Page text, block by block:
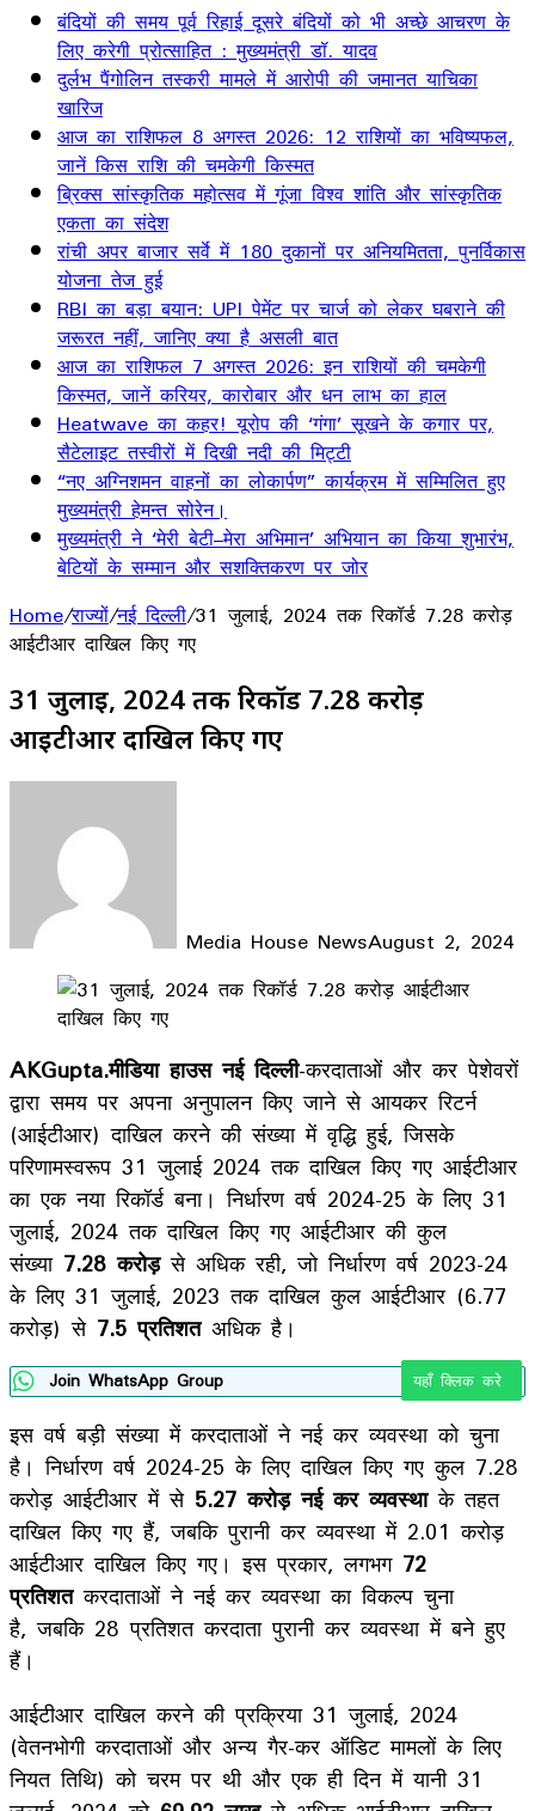
बंदियों की समय पूर्व रिहाई दूसरे बंदियों को भी अच्छे आचरण के
लिए करेगी प्रोत्साहित : मुख्यमंत्री डॉ. यादव
दुर्लभ पैंगोलिन तस्करी मामले में आरोपी की जमानत याचिका
खारिज
आज का राशिफल 8 अगस्त 2026: 12 राशियों का भविष्यफल,
जानें किस राशि की चमकेगी किस्मत
ब्रिक्स सांस्कृतिक महोत्सव में गूंजा विश्व शांति और सांस्कृतिक
एकता का संदेश
रांची अपर बाजार सर्वे में 180 दुकानों पर अनियमितता, पुनर्विकास
योजना तेज हुई
RBI का बड़ा बयान: UPI पेमेंट पर चार्ज को लेकर घबराने की
जरूरत नहीं, जानिए क्या है असली बात
आज का राशिफल 7 अगस्त 2026: इन राशियों की चमकेगी
किस्मत, जानें करियर, कारोबार और धन लाभ का हाल
Heatwave का कहर! यूरोप की ‘गंगा’ सूखने के कगार पर,
सैटेलाइट तस्वीरों में दिखी नदी की मिट्टी
“नए अग्निशमन वाहनों का लोकार्पण” कार्यक्रम में सम्मिलित हुए
मुख्यमंत्री हेमन्त सोरेन।
मुख्यमंत्री ने ‘मेरी बेटी–मेरा अभिमान’ अभियान का किया शुभारंभ,
बेटियों के सम्मान और सशक्तिकरण पर जोर
Home/राज्यों/नई दिल्ली/31 जुलाई, 2024 तक रिकॉर्ड 7.28 करोड़
आईटीआर दाखिल किए गए
31 जुलाई, 2024 तक रिकॉर्ड 7.28 करोड़
आईटीआर दाखिल किए गए
Media House NewsAugust 2, 2024
Facebook
LinkedIn
WhatsApp
Telegram
AKGupta.मीडिया हाउस नई दिल्ली-करदाताओं और कर पेशेवरों
द्वारा समय पर अपना अनुपालन किए जाने से आयकर रिटर्न
(आईटीआर) दाखिल करने की संख्या में वृद्धि हुई, जिसके
परिणामस्वरूप 31 जुलाई 2024 तक दाखिल किए गए आईटीआर
का एक नया रिकॉर्ड बना। निर्धारण वर्ष 2024-25 के लिए 31
जुलाई, 2024 तक दाखिल किए गए आईटीआर की कुल
संख्या 7.28 करोड़से अधिक रही, जो निर्धारण वर्ष 2023-24
के लिए 31 जुलाई, 2023 तक दाखिल कुल आईटीआर (6.77
करोड़) से 7.5 प्रतिशतअधिक है।
Join WhatsApp Group यहाँ क्लिक करे
इस वर्ष बड़ी संख्या में करदाताओं ने नई कर व्यवस्था को चुना
है। निर्धारण वर्ष 2024-25 के लिए दाखिल किए गए कुल 7.28
करोड़ आईटीआर में से 5.27 करोड़ नई कर व्यवस्थाके तहत
दाखिल किए गए हैं, जबकि पुरानी कर व्यवस्था में 2.01 करोड़
आईटीआर दाखिल किए गए। इस प्रकार, लगभग 72
प्रतिशतकरदाताओं ने नई कर व्यवस्था का विकल्प चुना
है, जबकि 28 प्रतिशत करदाता पुरानी कर व्यवस्था में बने हुए
हैं।
आईटीआर दाखिल करने की प्रक्रिया 31 जुलाई, 2024
(वेतनभोगी करदाताओं और अन्य गैर-कर ऑडिट मामलों के लिए
नियत तिथि) को चरम पर थी और एक ही दिन में यानी 31